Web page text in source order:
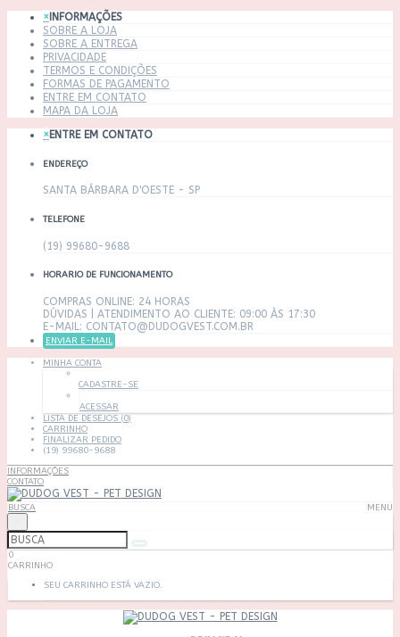
× INFORMAÇÕES
SOBRE A LOJA
SOBRE A ENTREGA
PRIVACIDADE
TERMOS E CONDIÇÕES
FORMAS DE PAGAMENTO
ENTRE EM CONTATO
MAPA DA LOJA
×ENTRE EM CONTATO
ENDEREÇO
SANTA BÁRBARA D'OESTE - SP
TELEFONE
(19) 99680-9688
HORARIO DE FUNCIONAMENTO
COMPRAS ONLINE: 24 HORAS
DÚVIDAS | ATENDIMENTO AO CLIENTE: 09:00 ÀS 17:30
E-MAIL: CONTATO@DUDOGVEST.COM.BR
ENVIAR E-MAIL
MINHA CONTA
CADASTRE-SE
ACESSAR
LISTA DE DESEJOS (0)
CARRINHO
FINALIZAR PEDIDO
(19) 99680-9688
INFORMAÇÕES
CONTATO
MENU
BUSCA
0
CARRINHO
SEU CARRINHO ESTÁ VAZIO.